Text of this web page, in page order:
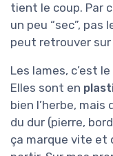
tient le coup. Par
un peu “sec”, pas
peut retrouver
Les lames, c’est
Elles sont en
bien l’herbe, mais
du dur (pierre,
ça marque vite et